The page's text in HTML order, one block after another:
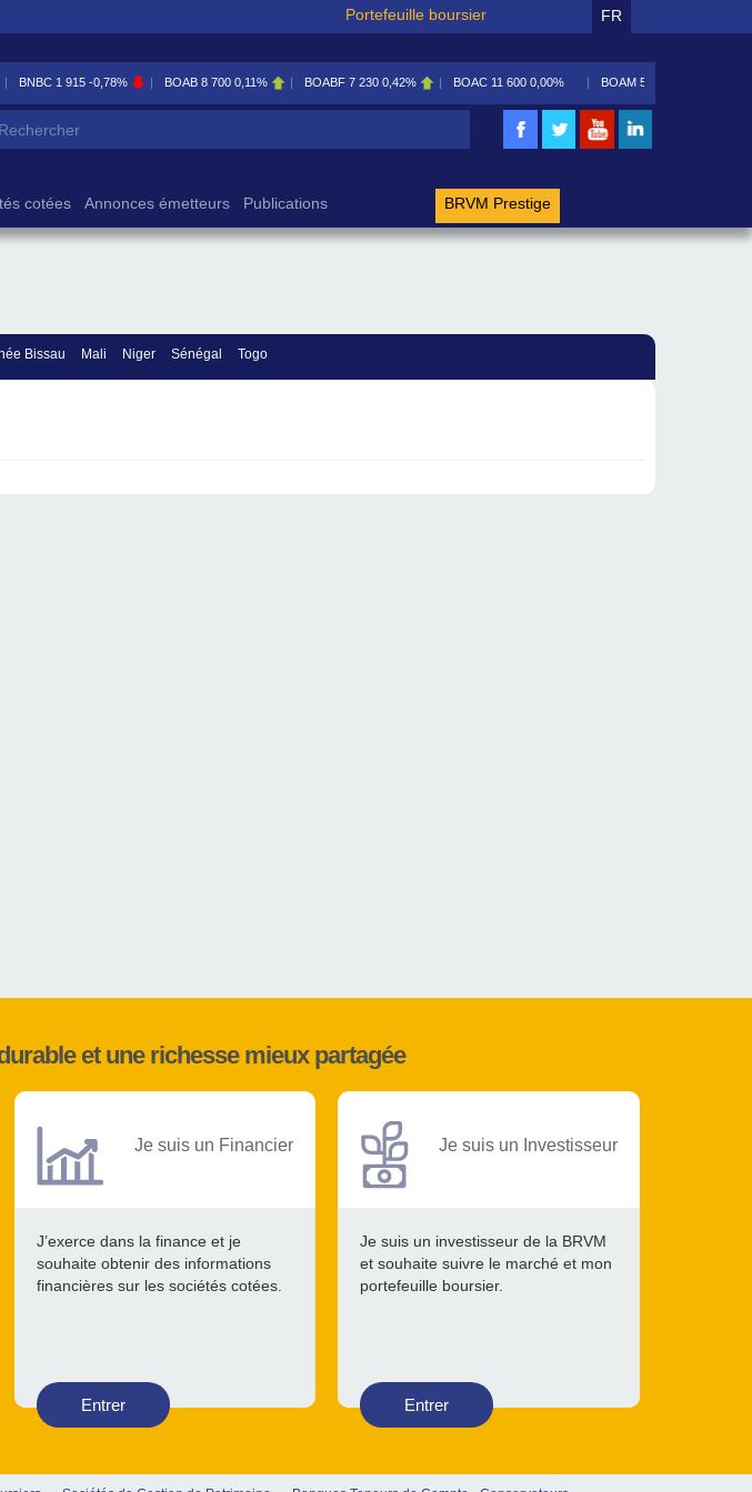
Portefeuille boursier FR
BNBC 1 915 -0,78% BOAB 8 700 0,11% BOABF 7 230 0,42% BOAC 11 600 0,00% BOAM 5 585
de recherche
cotées Annonces émetteurs Publications BRVM Prestige
Bissau Mali Niger Sénégal Togo
et une richesse mieux partagée
Je suis un Financier
J’exerce dans la finance et je
souhaite obtenir des informations
financières sur les sociétés cotées.
Entrer
Je suis un Investisseur
Je suis un investisseur de la BRVM
et souhaite suivre le marché et mon
portefeuille boursier.
Entrer